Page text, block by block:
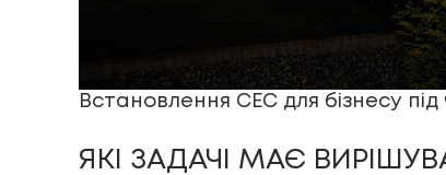
Встановлення СЕС для бізнесу під
ЯКІ ЗАДАЧІ МАЄ